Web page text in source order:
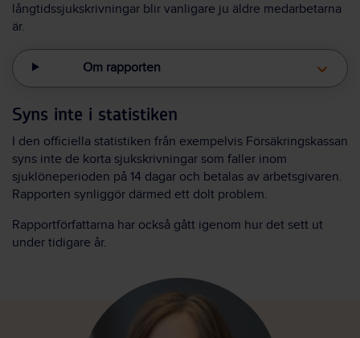
långtidssjukskrivningar blir vanligare ju äldre medarbetarna
är.
Om rapporten
Syns inte i statistiken
I den officiella statistiken från exempelvis Försäkringskassan
syns inte de korta sjukskrivningar som faller inom
sjuklöneperioden på 14 dagar och betalas av arbetsgivaren.
Rapporten synliggör därmed ett dolt problem.
Rapportförfattarna har också gått igenom hur det sett ut
under tidigare år.